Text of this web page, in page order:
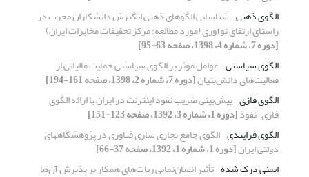
الگوی ذهنی شناسایی الگوهای ذهنی انگیزش دانشکاران مجرب در
راستای ارتقای نوآوری (مورد مطالعه:‌ مرکز تحقیقات مخابرات ایران)
[دوره 7، شماره 4، 1398، صفحه 63-95]
الگوی سیاستی عوامل موثر بر الگوی سیاستی حمایت مالیاتی از
فعالیت‌های دانش‌بنیان[دوره 7، شماره 2، 1398، صفحه 161-194]
الگوی فازی پیش‌‌بینی ضریب نفوذ اینترنت در ایران با ارائه الگوی
فازی-نفوذ[دوره 1، شماره 3، 1392، صفحه 123-151]
الگوی فرایندی الگوی جامع تجاری سازی فناوری در پژوهشگاههای
دولتی ایران[دوره 1، شماره 1، 1392، صفحه 37-66]
ایمنی درک شده تأثیر انسان‌نمایی ربات‌های همکار بر پذیرش آن‌ها